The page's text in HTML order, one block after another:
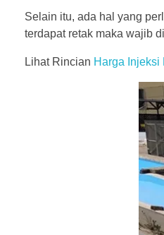
Selain itu, ada hal yang
terdapat retak maka wajib
Lihat Rincian Harga Injeksi